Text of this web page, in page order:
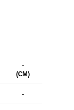
-
(CM)
-